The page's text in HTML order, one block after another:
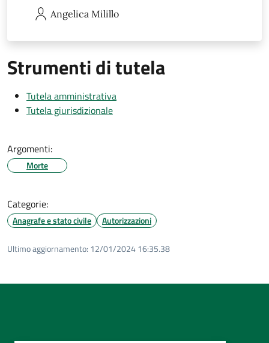
Angelica Milillo
Strumenti di tutela
Tutela amministrativa
Tutela giurisdizionale
Argomenti:
Morte
Categorie:
Anagrafe e stato civile Autorizzazioni
Ultimo aggiornamento: 12/01/2024 16:35.38